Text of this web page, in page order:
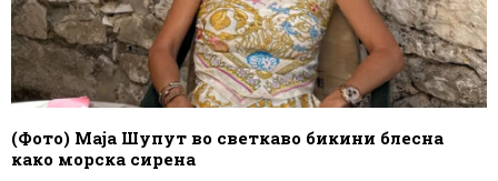
(Фото) Маја Шупут во светкаво бикини блесна
како морска сирена